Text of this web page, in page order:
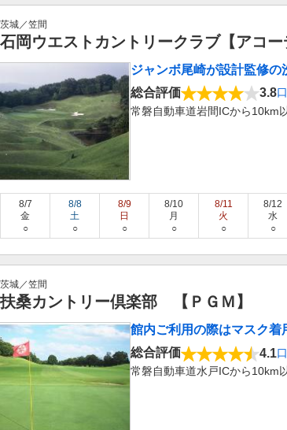
茨城／笠間
石岡ウエストカントリークラブ【アコー
ジャンボ尾崎が設計監修の
総合評価
3.8
常磐自動車道岩間ICから10km
8/7
金
○
8/8
土
○
8/9
日
○
8/10
月
○
8/11
火
○
8/12
水
○
茨城／笠間
扶桑カントリー倶楽部 【ＰＧＭ】
館内ご利用の際はマスク
総合評価
4.1
常磐自動車道水戸ICから10km